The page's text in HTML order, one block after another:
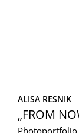
ALISA RESNIK
„FROM
Photoportfolio